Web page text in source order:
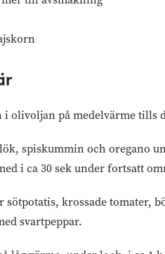
i olivoljan på medelvärme tills
spiskummin och oregano
i ca 30 sek under fortsatt
sötpotatis, krossade tomater,
svartpeppar.